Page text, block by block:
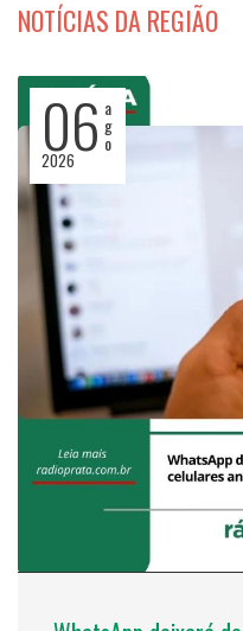
NOTÍCIAS DA REGIÃO
06 a
g
o
2026